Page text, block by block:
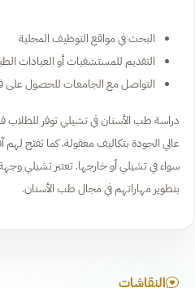
البحث في مواقع التوظيف المحلية
التقديم للمستشفيات أو العيادات
التواصل مع الجامعات للحصول على
دراسة طب الأسنان في تشيلي توفر
عالي الجودة بتكاليف معقولة. كما تفتح لهم
سواء في تشيلي أو خارجها. تعتبر تشيلي
بتطوير مهاراتهم في مجال طب الأسنان.
النقاشات